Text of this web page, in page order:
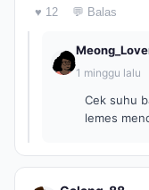
♥ 12 💬 Balas
1 minggu lalu
Cek suhu
lemes